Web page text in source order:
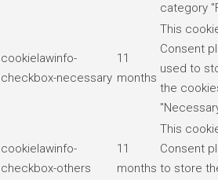
category
cookielawinfo-
checkbox-necessary
11
months
This
Consent
used to
the
cookielawinfo-
checkbox-others
11
months
This
Consent
to store